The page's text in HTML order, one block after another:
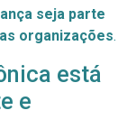
seja parte
organizações.
está
e